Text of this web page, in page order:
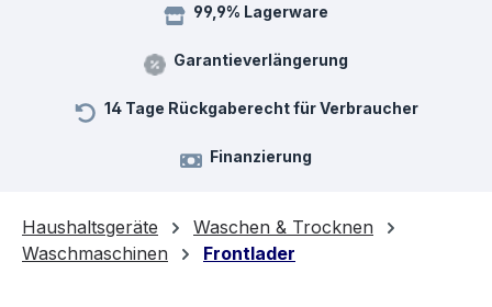
99,9% Lagerware
Garantieverlängerung
14 Tage Rückgaberecht für Verbraucher
Finanzierung
Haushaltsgeräte
Waschen & Trocknen
Waschmaschinen
Frontlader